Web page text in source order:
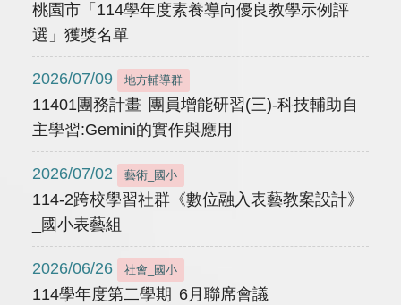
桃園市「114學年度素養導向優良教學示例評
選」獲獎名單
2026/07/09 地方輔導群
11401團務計畫 團員增能研習(三)-科技輔助自
主學習:Gemini的實作與應用
2026/07/02 藝術_國小
114-2跨校學習社群《數位融入表藝教案設計》
_國小表藝組
2026/06/26 社會_國小
114學年度第二學期 6月聯席會議